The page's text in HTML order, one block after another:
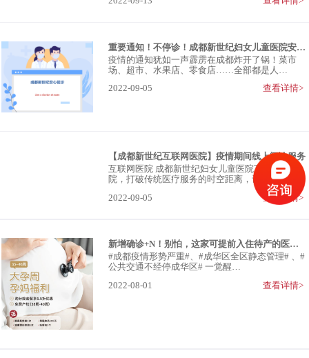
重要通知！不停诊！成都新世纪妇女儿童医院安心就诊
疫情的通知犹如一声霹雳在成都炸开了锅！菜市
场、超市、水果店、零食店……全部都是人…
2022-09-05
查看详情>
【成都新世纪互联网医院】疫情期间线上问诊服务
互联网医院 成都新世纪妇女儿童医院互联网医
院，打破传统医疗服务的时空距离，让更多…
2022-09-05
查看详情>
新增确诊+N！别怕，这家可提前入住待产的医院，保护你
#成都疫情形势严重#、#成华区全区静态管理# 、#
公共交通不经停成华区# 一觉醒…
2022-08-01
查看详情>